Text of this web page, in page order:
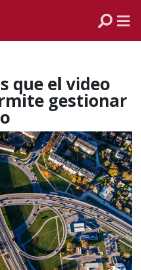
que el video
gestionar
CHILE